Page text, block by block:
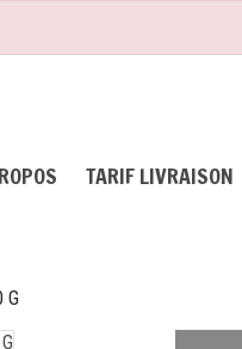
TARIF LIVRAISON
G